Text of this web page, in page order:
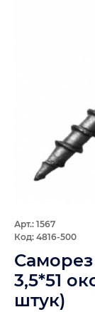
Арт.: 1567
Код: 4816-500
3,5*51
штук)